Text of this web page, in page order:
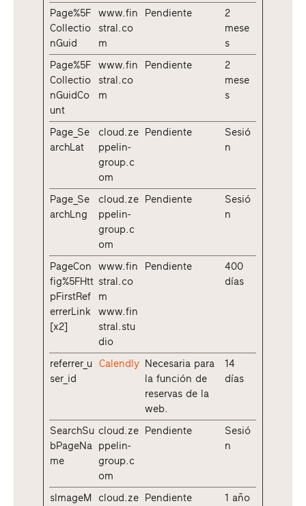
Page%5F
Collectio
nGuid
www.fin
stral.co
m
Pendiente
2
mese
s
Page%5F
Collectio
nGuidCo
unt
www.fin
stral.co
m
Pendiente
2
mese
s
Page_Se
archLat
cloud.ze
ppelin-
group.c
om
Pendiente
Sesió
n
Page_Se
archLng
cloud.ze
ppelin-
group.c
om
Pendiente
Sesió
n
PageCon
fig%5FHtt
pFirstRef
errerLink
[x2]
www.fin
stral.co
m
www.fin
stral.stu
dio
Pendiente
400
días
referrer_u
ser_id
Calendly Necesaria para
la función de
reservas de la
web.
14
días
SearchSu
bPageNa
me
cloud.ze
ppelin-
group.c
om
Pendiente
Sesió
n
sImageM
cloud.ze
Pendiente 1 año